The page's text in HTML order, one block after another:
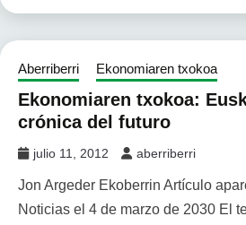
Aberriberri Ekonomiaren txokoa
Ekonomiaren txokoa:
crónica del futuro
julio 11, 2012 aberriberri
Jon Argeder Ekoberrin Artículo
Noticias el 4 de marzo de 2030 El